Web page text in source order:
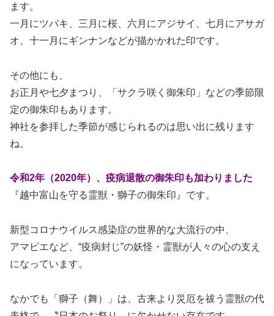
ます。
一月にツバキ、三月に桜、六月にアジサイ、七月にアサガ
オ、十一月にギンナンなどが描かかれた印です。
その他にも、
お正月や七夕まつり、「サクラ咲く御朱印」などの季節限
定の御朱印もあります。
神社を参拝した季節が感じられるのは思い出に残ります
ね。
令和2年（2020年）、疫病退散の御朱印も加わりました
『越中富山を守る霊獣・獅子の御朱印』です。
新型コロナウイルス感染症の世界的な大流行の中、
アマビエなど、“疫病封じ”の妖怪・霊獣が人々の心の支え
になっています。
なかでも「獅子（舞）」は、古来より災厄を祓う霊獣の代